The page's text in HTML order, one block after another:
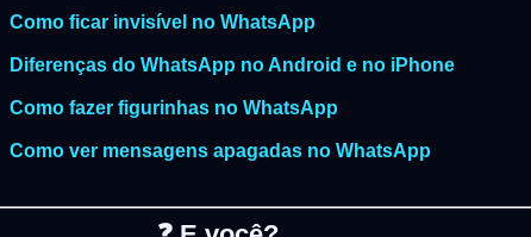
Como ficar invisível no WhatsApp
Diferenças do WhatsApp no Android e no iPhone
Como fazer figurinhas no WhatsApp
Como ver mensagens apagadas no WhatsApp